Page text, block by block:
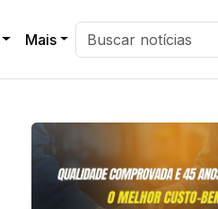
Mais